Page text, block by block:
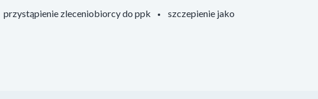
przystąpienie zleceniobiorcy do ppk
szczepienie jako